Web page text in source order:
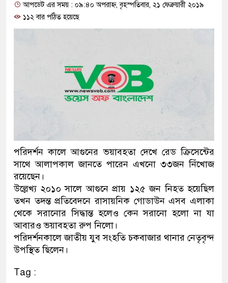
উদ্ধার
মিরপুর মডেল থানার
মাদক কারবারি গ্রেফতার
থানা পুলিশ
যেকোনো সময় বেনজীরের
নেতৃত্ব ও গণতন্ত্রের মূর্তমান
আপডেট এর সময় : ০৯:৪০ অপরাহ্ন, বৃহস্পতিবার, ২১ ফেব্রুয়ারী ২০১৯
১১২ বার পঠিত হয়েছে
পরিদর্শন কালে আগুনের ভয়াবহতা দেখে রেড ক্রিসেন্টের
সাথে আলাপকাল জানতে পারেন এখনো ৩৩জন নিঁখোজ
রয়েছেন।
উল্লেখ্য ২০১০ সালে আগুনে প্রায় ১২৫ জন নিহত হয়েছিল
তখন তদন্ত প্রতিবেদনে রাসায়নিক গোডাউন এসব এলাকা
থেকে সরানোর সিদ্ধান্ত হলেও কেন সরানো হলো না যা
আবারও ভয়াবহতা রুপ নিলো।
পরিদর্শনকালে জাতীয় যুব সংহতি চকবাজার থানার নেতৃবৃন্দ
উপস্থিত ছিলেন।
Tag :